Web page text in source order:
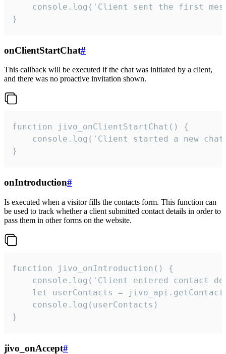
console.log('Client sent the first
}
onClientStartChat#
This callback will be executed if the chat was initiated by a client,
and there was no proactive invitation shown.
function jivo_onClientStartChat() {
console.log('Client started a new
}
onIntroduction#
Is executed when a visitor fills the contacts form. This function can
be used to track whether a client submitted contact details in order to
pass them in other forms on the website.
function jivo_onIntroduction() {
console.log('Client entered contact
let userContacts =
    console.log(userContacts)
}
jivo_onAccept#